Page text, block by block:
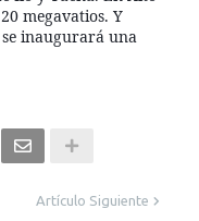
megavatios. Y
inaugurará una
Artículo Siguiente